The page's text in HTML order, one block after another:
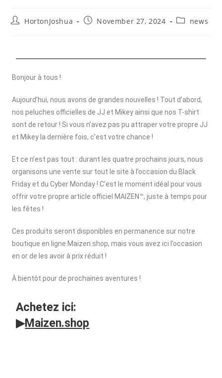
HortonJoshua November 27, 2024 news
Bonjour à tous !
Aujourd’hui, nous avons de grandes nouvelles ! Tout d’abord,
nos peluches officielles de JJ et Mikey ainsi que nos T-shirt
sont de retour ! Si vous n’avez pas pu attraper votre propre JJ
et Mikey la dernière fois, c’est votre chance !
Et ce n’est pas tout : durant les quatre prochains jours, nous
organisons une vente sur tout le site à l’occasion du Black
Friday et du Cyber Monday ! C’est le moment idéal pour vous
offrir votre propre article officiel MAIZEN™, juste à temps pour
les fêtes !
Ces produits seront disponibles en permanence sur notre
boutique en ligne Maizen.shop, mais vous avez ici l’occasion
en or de les avoir à prix réduit !
À bientôt pour de prochaines aventures !
Achetez ici:
▶Maizen.shop